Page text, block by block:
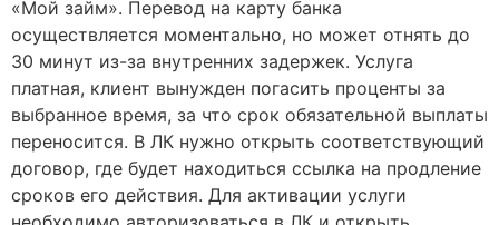
«Мой займ». Перевод на карту банка
осуществляется моментально, но может отнять до
30 минут из-за внутренних задержек. Услуга
платная, клиент вынужден погасить проценты за
выбранное время, за что срок обязательной выплаты
переносится. В ЛК нужно открыть соответствующий
договор, где будет находиться ссылка на продление
сроков его действия. Для активации услуги